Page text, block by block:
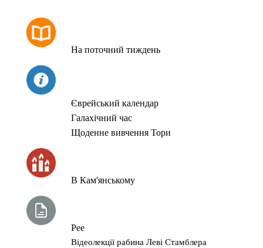
На поточний тиждень
Єврейський календар
Галахічний час
Щоденне вивчення Тори
В Кам'янському
Рее
Відеолекції рабина Леві Стамблера